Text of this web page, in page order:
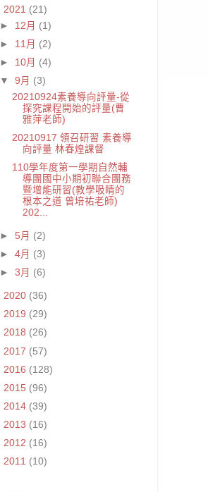
2021 (21)
► 12月 (1)
► 11月 (2)
► 10月 (4)
▼9月 (3)
20210924素養導向評量-從
探究課程開始的評量(曹
雅萍老師)
20210917 領召研習 素養導
向評量 林春煌課督
110學年度第一學期自然輔
導團國中小期初聯合團務
暨增能研習(教學吸睛的
根本之道 曾培祐老師)
202...
► 5月 (2)
►4月 (3)
►3月 (6)
2020 (36)
2019 (29)
2018 (26)
2017 (57)
2016 (128)
2015 (96)
2014 (39)
2013 (16)
2012 (16)
2011 (10)